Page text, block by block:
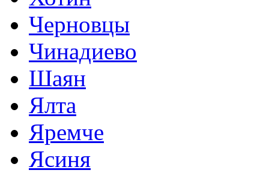
Черновцы
Чинадиево
Шаян
Ялта
Яремче
Ясиня